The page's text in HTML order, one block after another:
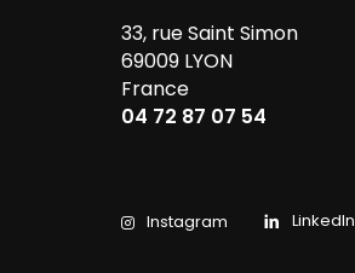
33, rue Saint Simon
69009 LYON
France
04 72 87 07 54
Instagram LinkedIn